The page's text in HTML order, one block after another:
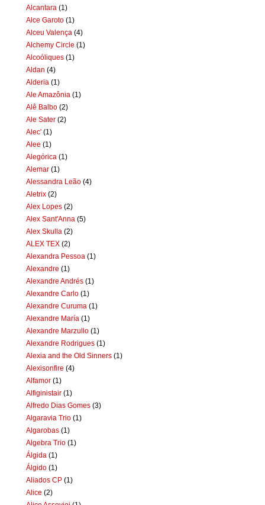
Alcantara (1)
Alce Garoto (1)
Alceu Valença (4)
Alchemy Circle (1)
Alcoóliques (1)
Aldan (4)
Alderia (1)
Ale Amazônia (1)
Alê Balbo (2)
Ale Sater (2)
Alec' (1)
Alee (1)
Alegórica (1)
Alemar (1)
Alessandra Leão (4)
Aletrix (2)
Alex Lopes (2)
Alex Sant'Anna (5)
Alex Skulla (2)
ALEX TEX (2)
Alexandra Pessoa (1)
Alexandre (1)
Alexandre Andrés (1)
Alexandre Carlo (1)
Alexandre Curuma (1)
Alexandre María (1)
Alexandre Marzullo (1)
Alexandre Rodrigues (1)
Alexia and the Old Sinners (1)
Alexisonfire (4)
Alfamor (1)
Alfiginistair (1)
Alfredo Dias Gomes (3)
Algaravia Trio (1)
Algarobas (1)
Algebra Trio (1)
Álgida (1)
Álgido (1)
Aliados CP (1)
Alice (2)